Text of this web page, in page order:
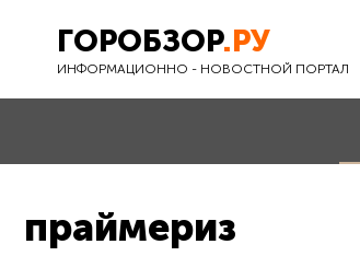
ГОРОБЗОР.РУ
ИНФОРМАЦИОННО - НОВОСТНОЙ ПОРТАЛ
праймериз